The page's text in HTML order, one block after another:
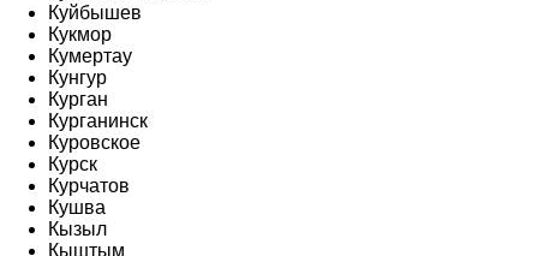
Куйбышев
Кукмор
Кумертау
Кунгур
Курган
Курганинск
Куровское
Курск
Курчатов
Кушва
Кызыл
Кыштым